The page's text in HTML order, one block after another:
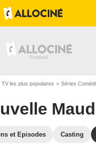
TV les plus populaires Séries
Maud
et Episodes Casting